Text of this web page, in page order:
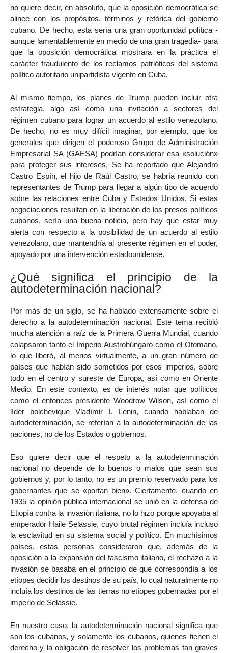
no quiere decir, en absoluto, que la oposición democrática se
alinee con los propósitos, términos y retórica del gobierno
cubano. De hecho, esta sería una gran oportunidad política -
aunque lamentablemente en medio de una gran tragedia- para
que la oposición democrática mostrara en la práctica el
carácter fraudulento de los reclamos patrióticos del sistema
político autoritario unipartidista vigente en Cuba.
Al mismo tiempo, los planes de Trump pueden incluir otra
estrategia, algo así como una invitación a sectores del
régimen cubano para lograr un acuerdo al estilo venezolano.
De hecho, no es muy difícil imaginar, por ejemplo, que los
generales que dirigen el poderoso Grupo de Administración
Empresarial SA (GAESA) podrían considerar esa «solución»
para proteger sus intereses. Se ha reportado que Alejandro
Castro Espín, el hijo de Raúl Castro, se habría reunido con
representantes de Trump para llegar a algún tipo de acuerdo
sobre las relaciones entre Cuba y Estados Unidos. Si estas
negociaciones resultan en la liberación de los presos políticos
cubanos, sería una buena noticia, pero hay que estar muy
alerta con respecto a la posibilidad de un acuerdo al estilo
venezolano, que mantendría al presente régimen en el poder,
apoyado por una intervención estadounidense.
¿Qué significa el principio de la
autodeterminación nacional?
Por más de un siglo, se ha hablado extensamente sobre el
derecho a la autodeterminación nacional. Este tema recibió
mucha atención a raíz de la Primera Guerra Mundial, cuando
colapsaron tanto el Imperio Austrohúngaro como el Otomano,
lo que liberó, al menos virtualmente, a un gran número de
países que habían sido sometidos por esos imperios, sobre
todo en el centro y sureste de Europa, así como en Oriente
Medio. En este contexto, es de interés notar que políticos
como el entonces presidente Woodrow Wilson, así como el
líder bolchevique Vladímir I. Lenin, cuando hablaban de
autodeterminación, se referían a la autodeterminación de las
naciones, no de los Estados o gobiernos.
Eso quiere decir que el respeto a la autodeterminación
nacional no depende de lo buenos o malos que sean sus
gobiernos y, por lo tanto, no es un premio reservado para los
gobernantes que se «portan bien». Ciertamente, cuando en
1935 la opinión pública internacional se unió en la defensa de
Etiopía contra la invasión italiana, no lo hizo porque apoyaba al
emperador Haile Selassie, cuyo brutal régimen incluía incluso
la esclavitud en su sistema social y político. En muchísimos
países, estas personas consideraron que, además de la
oposición a la expansión del fascismo italiano, el rechazo a la
invasión se basaba en el principio de que correspondía a los
etíopes decidir los destinos de su país, lo cual naturalmente no
incluía los destinos de las tierras no etíopes gobernadas por el
imperio de Selassie.
En nuestro caso, la autodeterminación nacional significa que
son los cubanos, y solamente los cubanos, quienes tienen el
derecho y la obligación de resolver los problemas tan graves